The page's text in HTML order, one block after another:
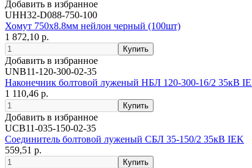
Добавить в избранное
UHH32-D088-750-100
Хомут 750х8.8мм нейлон черный (100шт)
1 872,10 р.
Добавить в избранное
UNB11-120-300-02-35
Наконечник болтовой луженый НБЛ 120-300-16/2 35кВ
1 110,46 р.
Добавить в избранное
UCB11-035-150-02-35
Соединитель болтовой луженый СБЛ 35-150/2 35кВ IEK
559,51 р.